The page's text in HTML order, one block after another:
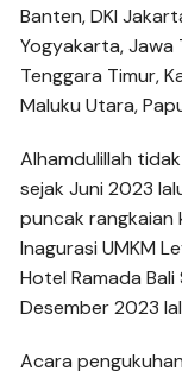
Banten, DKI
Yogyakarta, Jawa
Tenggara Timur,
Maluku Utara,
Alhamdulillah
sejak Juni 2023
puncak rangkaian
Inagurasi UMKM
Hotel Ramada
Desember 2023
Acara